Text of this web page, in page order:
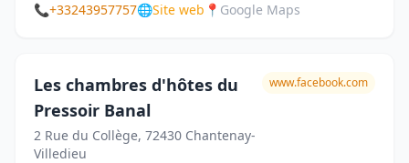
📞+33243957757🌐Site web 📍 Google Maps
Les chambres d'hôtes du
Pressoir Banal
2 Rue du Collège, 72430 Chantenay-
Villedieu
www.facebook.com